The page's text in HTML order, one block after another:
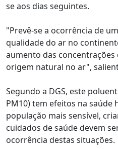
se aos dias seguintes.
"Prevê-se a ocorrência de
qualidade do ar no
aumento das
origem natural no ar",
Segundo a DGS, este
PM10) tem efeitos na
população mais sensível,
cuidados de saúde devem
ocorrência destas situações.